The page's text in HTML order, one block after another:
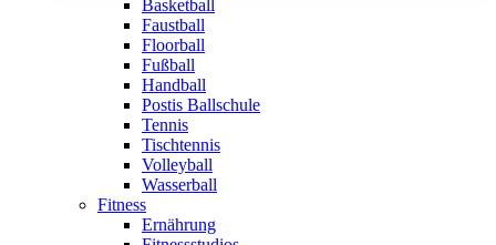
Basketball
Faustball
Floorball
Fußball
Handball
Postis Ballschule
Tennis
Tischtennis
Volleyball
Wasserball
Fitness
Ernährung